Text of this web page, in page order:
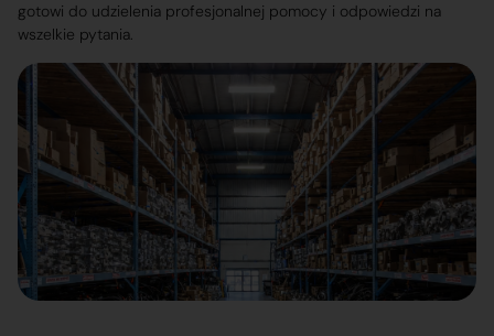
gotowi do udzielenia profesjonalnej pomocy i odpowiedzi na
wszelkie pytania.